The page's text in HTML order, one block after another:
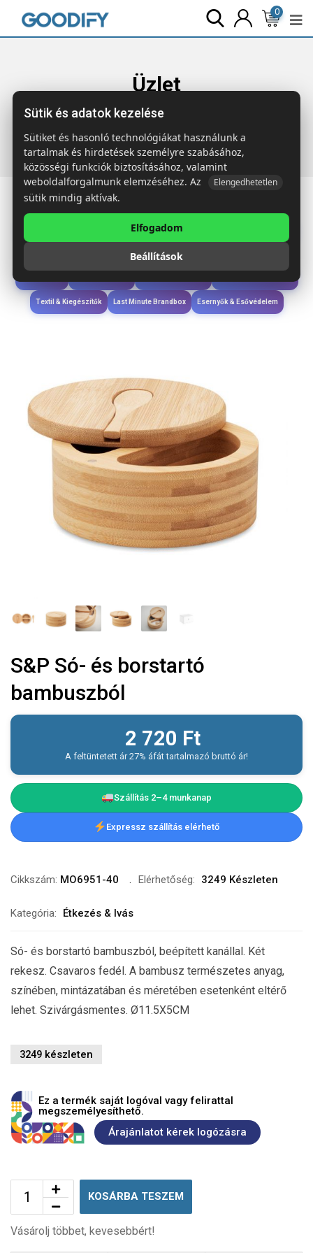
0
Üzlet
Főoldal Termékek Étkezés & Ivás
bambuszból
Étkezés & Ivás
Wellness & Ápolás
Textil & Kiegészítők Last Minute Brandbox Esernyők & Esővédelem
S&P Só- és borstartó
bambuszból
2 720 Ft
A feltüntetett ár 27% áfát tartalmazó bruttó ár!
Szállítás 2–4 munkanap
Expressz szállítás elérhető
Cikkszám: MO6951-40 Elérhetőség: 3249 Készleten
Kategória: Étkezés & Ivás
Só- és borstartó bambuszból, beépített kanállal. Két
rekesz. Csavaros fedél. A bambusz természetes anyag,
színében, mintázatában és méretében esetenként eltérő
lehet. Szivárgásmentes. Ø11.5X5CM
3249 készleten
Ez a termék saját logóval vagy felirattal
megszemélyesíthető.
Árajánlatot kérek logózásra
KOSÁRBA TESZEM
Vásárolj többet, kevesebbért!
Sütik és adatok kezelése
Sütiket és hasonló technológiákat használunk a
tartalmak és hirdetések személyre szabásához,
közösségi funkciók biztosításához, valamint
weboldalforgalmunk elemzéséhez. Az
Elengedhetetlen
sütik mindig aktívak.
Elfogadom
Beállítások